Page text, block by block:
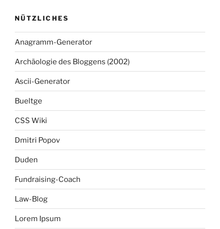
NÜTZLICHES
Anagramm-Generator
Archäologie des Bloggens (2002)
Ascii-Generator
Bueltge
CSS Wiki
Dmitri Popov
Duden
Fundraising-Coach
Law-Blog
Lorem Ipsum